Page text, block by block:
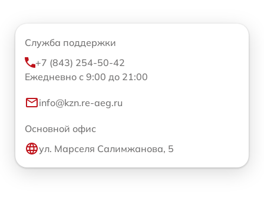
Служба поддержки
+7 (843) 254-50-42
Ежедневно с 9:00 до 21:00
info@kzn.re-aeg.ru
Основной офис
ул. Марселя Салимжанова, 5